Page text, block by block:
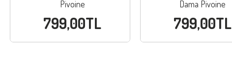
Pivoine
799,00TL
Dama Pivoine
799,00TL